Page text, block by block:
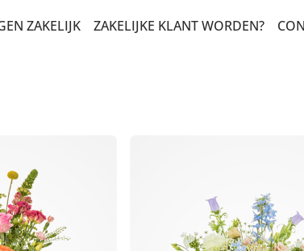
ZAKELIJK ZAKELIJKE KLANT WORDEN?